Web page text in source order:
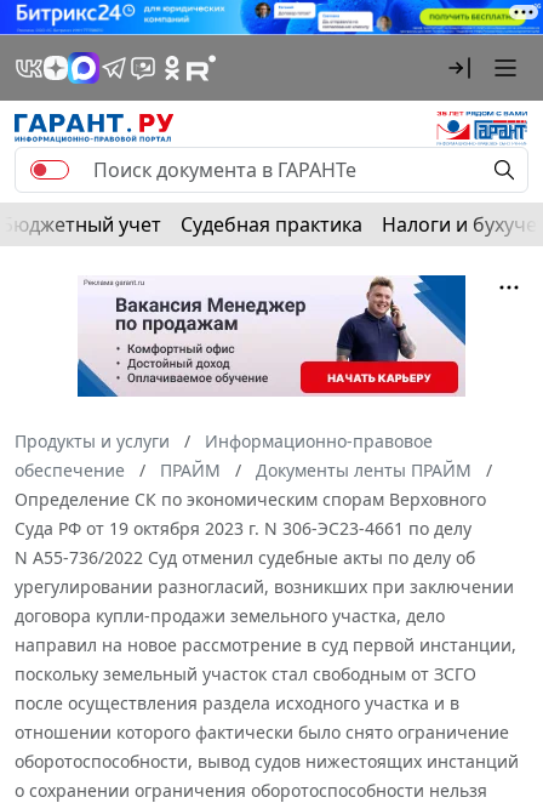
Бюджетный учет Судебная практика Налоги и
Продукты и услуги
Информационно-правовое
обеспечение
ПРАЙМ
Документы ленты ПРАЙМ
Определение СК по экономическим спорам Верховного
Суда РФ от 19 октября 2023 г. N 306-ЭС23-4661 по делу
N А55-736/2022 Суд отменил судебные акты по делу об
урегулировании разногласий, возникших при заключении
договора купли-продажи земельного участка, дело
направил на новое рассмотрение в суд первой инстанции,
поскольку земельный участок стал свободным от ЗСГО
после осуществления раздела исходного участка и в
отношении которого фактически было снято ограничение
оборотоспособности, вывод судов нижестоящих инстанций
о сохранении ограничения оборотоспособности нельзя